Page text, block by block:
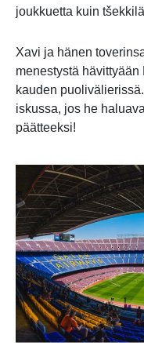
joukkuetta kuin
Xavi ja hänen
menestystä
kauden
iskussa, jos he
päätteeksi!